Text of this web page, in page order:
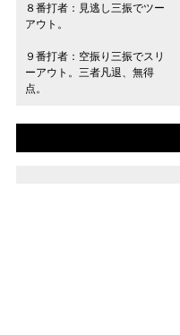
８番打者：見逃し三振でツー
アウト。
９番打者：空振り三振でスリ
ーアウト。三者凡退、無得
点。